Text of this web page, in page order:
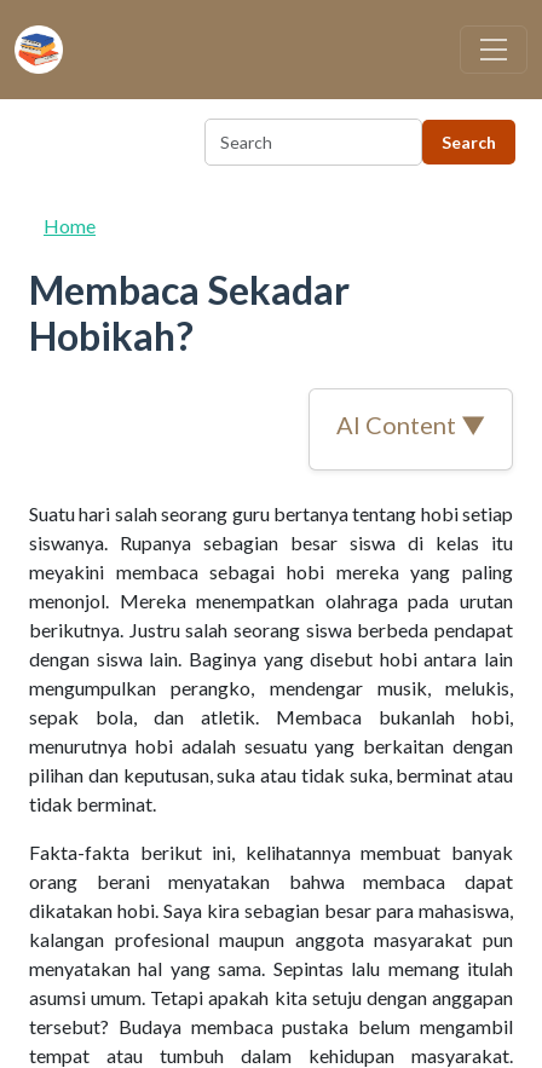
Home
Membaca Sekadar
Hobikah?
AI Content ▼
Suatu hari salah seorang guru bertanya tentang hobi setiap
siswanya. Rupanya sebagian besar siswa di kelas itu
meyakini membaca sebagai hobi mereka yang paling
menonjol. Mereka menempatkan olahraga pada urutan
berikutnya. Justru salah seorang siswa berbeda pendapat
dengan siswa lain. Baginya yang disebut hobi antara lain
mengumpulkan perangko, mendengar musik, melukis,
sepak bola, dan atletik. Membaca bukanlah hobi,
menurutnya hobi adalah sesuatu yang berkaitan dengan
pilihan dan keputusan, suka atau tidak suka, berminat atau
tidak berminat.
Fakta-fakta berikut ini, kelihatannya membuat banyak
orang berani menyatakan bahwa membaca dapat
dikatakan hobi. Saya kira sebagian besar para mahasiswa,
kalangan profesional maupun anggota masyarakat pun
menyatakan hal yang sama. Sepintas lalu memang itulah
asumsi umum. Tetapi apakah kita setuju dengan anggapan
tersebut? Budaya membaca pustaka belum mengambil
tempat atau tumbuh dalam kehidupan masyarakat.